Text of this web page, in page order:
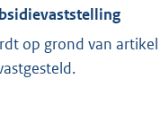
op grond van